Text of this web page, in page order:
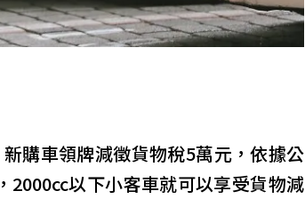
購車領牌減徵貨物稅5萬元，依據公
以下小客車就可以享受貨物減